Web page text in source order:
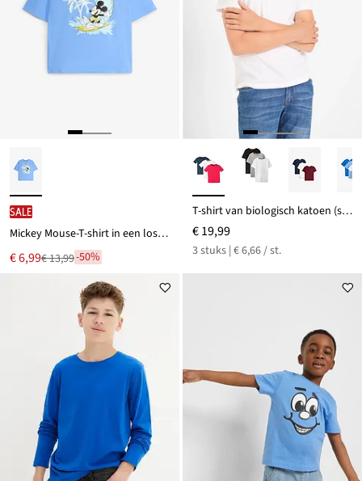
SALE
Mickey Mouse-T-shirt in een losse pasvorm van puur katoen
Nu
voor
€ 6,99
Van € 13,99-50%
T-shirt van biologisch katoen (set van 3)
€ 19,99
3 stuks | € 6,66 / st.